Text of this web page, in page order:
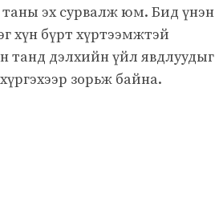
таны эх сурвалж юм. Бид үнэн
хүн бүрт хүртээмжтэй
танд дэлхийн үйл явдлуудыг
зорьж байна.